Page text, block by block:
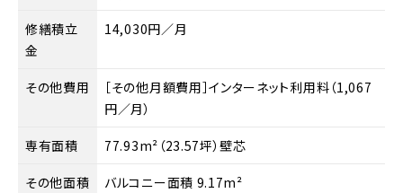
修繕積立
金
14,030円／月
その他費用
［その他月額費用］インターネット利用料（1,067
円／月）
専有面積 77.93m²（23.57坪）壁芯
その他面積 バルコニー面積 9.17m²